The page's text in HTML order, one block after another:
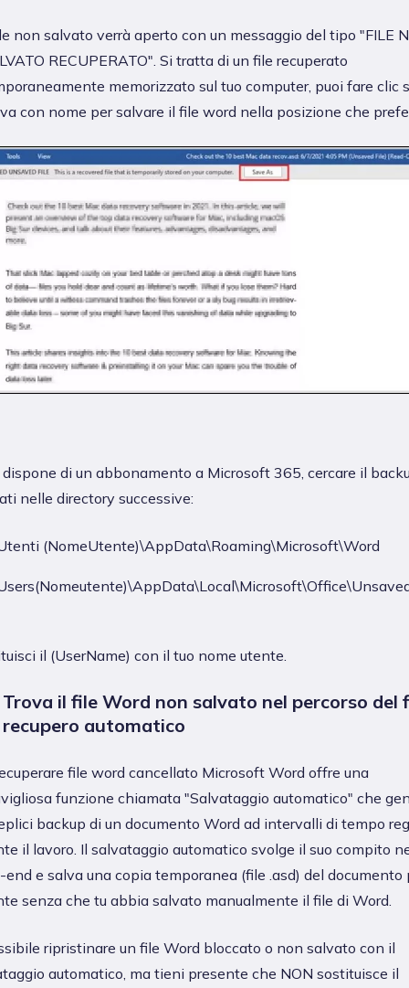
non salvato verrà aperto con un messaggio del tipo "FILE
RECUPERATO". Si tratta di un file recuperato
memorizzato sul tuo computer, puoi fare clic
con nome per salvare il file word nella posizione che
dispone di un abbonamento a Microsoft 365, cercare il
nelle directory successive:
(NomeUtente)\AppData\Roaming\Microsoft\Word
il (UserName) con il tuo nome utente.
il file Word non salvato nel percorso del
automatico
file word cancellato Microsoft Word offre una
funzione chiamata "Salvataggio automatico" che
backup di un documento Word ad intervalli di tempo
il lavoro. Il salvataggio automatico svolge il suo compito
e salva una copia temporanea (file .asd) del documento
senza che tu abbia salvato manualmente il file di Word.
ripristinare un file Word bloccato o non salvato con il
automatico, ma tieni presente che NON sostituisce il